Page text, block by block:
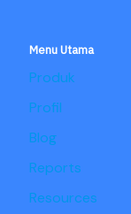
Menu Utama
Produk
Profil
Blog
Reports
Resources